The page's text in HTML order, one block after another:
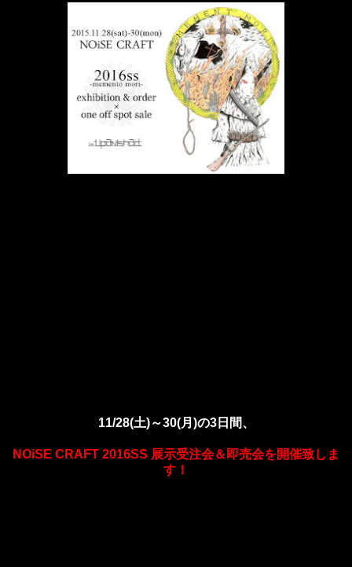
11/28(土)～30(月)の3日間、
NOiSE CRAFT 2016SS 展示受注会＆即売会を開催致しま
す！